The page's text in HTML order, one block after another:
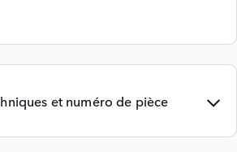
et numéro de pièce